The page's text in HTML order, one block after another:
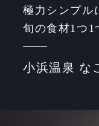
極力シンプル
旬の食材1つ1
小浜温泉 な